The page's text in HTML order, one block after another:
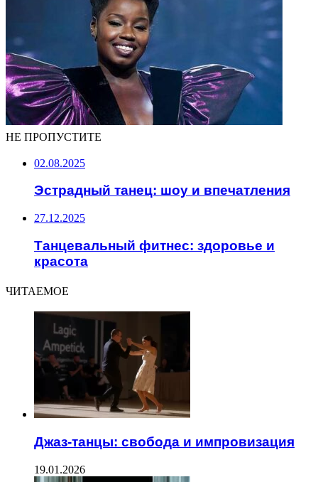
НЕ ПРОПУСТИТЕ
02.08.2025
Эстрадный танец: шоу и впечатления
27.12.2025
Танцевальный фитнес: здоровье и
красота
ЧИТАЕМОЕ
Джаз-танцы: свобода и импровизация
19.01.2026